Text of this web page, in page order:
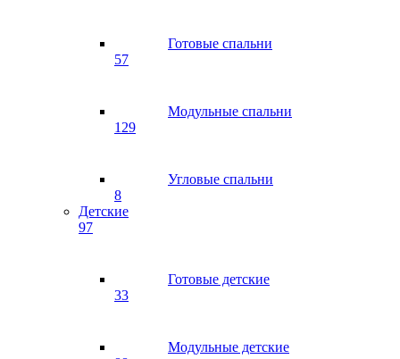
Готовые спальни
57
Модульные спальни
129
Угловые спальни
8
Детские
97
Готовые детские
33
Модульные детские